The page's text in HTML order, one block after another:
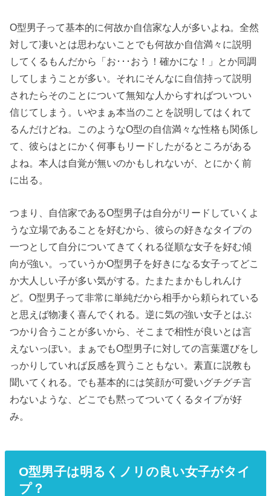
O型男子って基本的に何故か自信家な人が多いよね。全然
対して凄いとは思わないことでも何故か自信満々に説明
してくるもんだから「お･･･おう！確かにな！」とか同調
してしまうことが多い。それにそんなに自信持って説明
されたらそのことについて無知な人からすればついつい
信じてしまう。いやまぁ本当のことを説明してはくれて
るんだけどね。このようなO型の自信満々な性格も関係し
て、彼らはとにかく何事もリードしたがるところがある
よね。本人は自覚が無いのかもしれないが、とにかく前
に出る。
つまり、自信家であるO型男子は自分がリードしていくよ
うな立場であることを好むから、彼らの好きなタイプの
一つとして自分についてきてくれる従順な女子を好む傾
向が強い。っていうかO型男子を好きになる女子ってどこ
か大人しい子が多い気がする。たまたまかもしれんけ
ど。O型男子って非常に単純だから相手から頼られている
と思えば物凄く喜んでくれる。逆に気の強い女子とはぶ
つかり合うことが多いから、そこまで相性が良いとは言
えないっぽい。まぁでもO型男子に対しての言葉選びをし
っかりしていれば反感を買うこともない。素直に説教も
聞いてくれる。でも基本的には笑顔が可愛いグチグチ言
わないような、どこでも黙ってついてくるタイプが好
み。
O型男子は明るくノリの良い女子がタイ
プ？